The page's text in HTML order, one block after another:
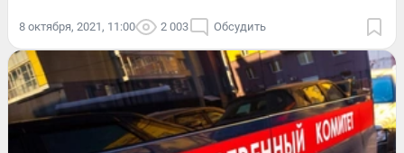
8 октября, 2021, 11:00 2 003 Обсудить